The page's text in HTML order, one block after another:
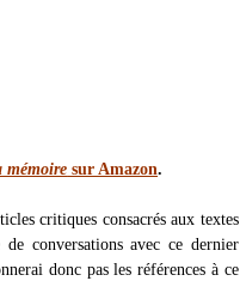
mémoire sur Amazon.
critiques consacrés aux textes
conversations avec ce dernier
donc pas les références à ce